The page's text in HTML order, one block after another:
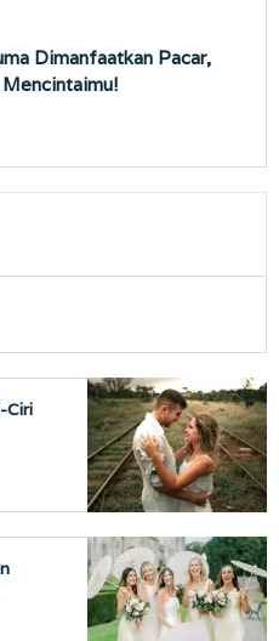
Dimanfaatkan Pacar,
Ciri